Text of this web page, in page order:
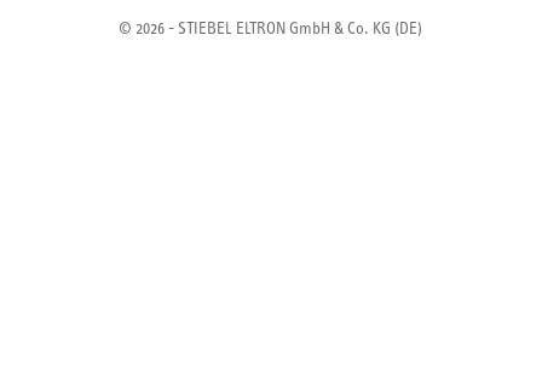
© 2026 - STIEBEL ELTRON GmbH & Co. KG (DE)